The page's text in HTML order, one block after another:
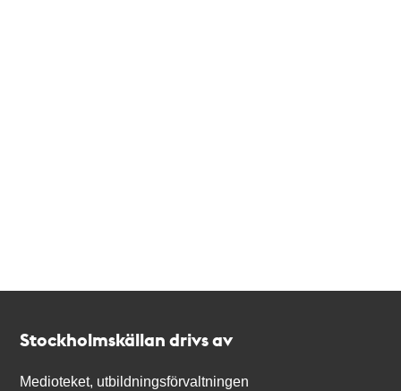
Stockholmskällan drivs av
Medioteket, utbildningsförvaltningen